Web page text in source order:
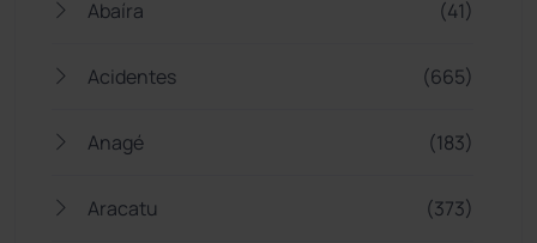
Abaíra (41)
Acidentes (665)
Anagé (183)
Aracatu (373)